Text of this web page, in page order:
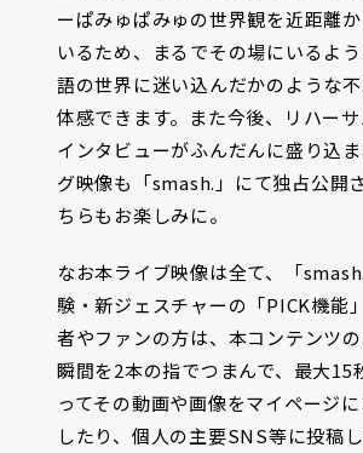
ーぱみゅぱみゅの世界観を近距離
いるため、まるでその場にいるよ
語の世界に迷い込んだかのような
体感できます。また今後、リハー
インタビューがふんだんに盛り込
グ映像も「smash.」にて独占公開
ちらもお楽しみに。
なお本ライブ映像は全て、「
験・新ジェスチャーの「PICK機能
者やファンの方は、本コンテンツ
瞬間を2本の指でつまんで、最大15
ってその動画や画像をマイページ
したり、個人の主要SNS等に投稿